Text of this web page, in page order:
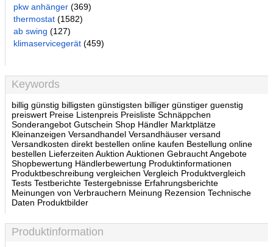
pkw anhänger (369)
thermostat (1582)
ab swing (127)
klimaservicegerät (459)
Keywords
billig günstig billigsten günstigsten billiger günstiger guenstig
preiswert Preise Listenpreis Preisliste Schnäppchen
Sonderangebot Gutschein Shop Händler Marktplätze
Kleinanzeigen Versandhandel Versandhäuser versand
Versandkosten direkt bestellen online kaufen Bestellung online
bestellen Lieferzeiten Auktion Auktionen Gebraucht Angebote
Shopbewertung Händlerbewertung Produktinformationen
Produktbeschreibung vergleichen Vergleich Produktvergleich
Tests Testberichte Testergebnisse Erfahrungsberichte
Meinungen von Verbrauchern Meinung Rezension Technische
Daten Produktbilder
Produktinformation